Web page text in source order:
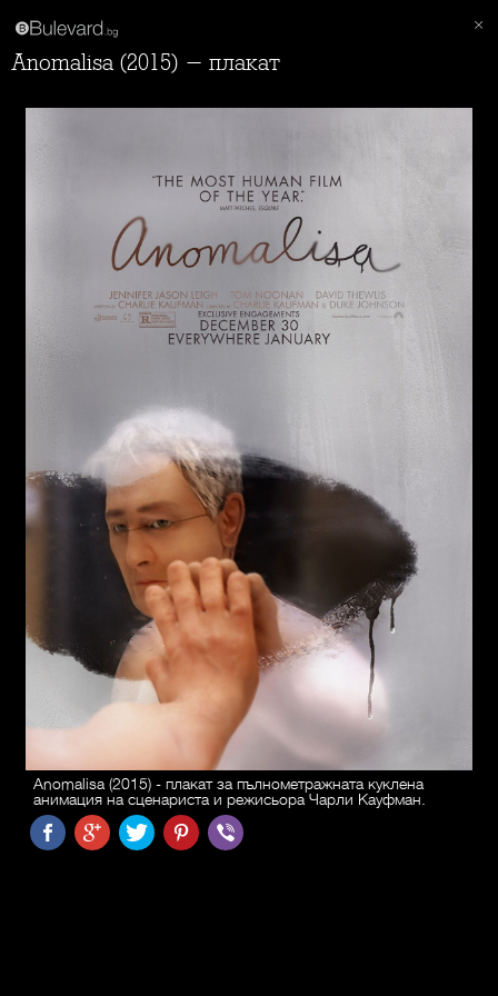
Anomalisa (2015) - плакат
Anomalisa (2015) - плакат за пълнометражната куклена
анимация на сценариста и режисьора Чарли Кауфман.